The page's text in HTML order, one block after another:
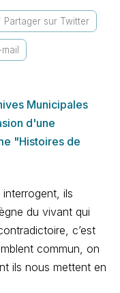
Partager sur Twitter
Municipales
d'une
"Histoires de
ils
du vivant qui
c’est
commun, on
ils nous mettent en